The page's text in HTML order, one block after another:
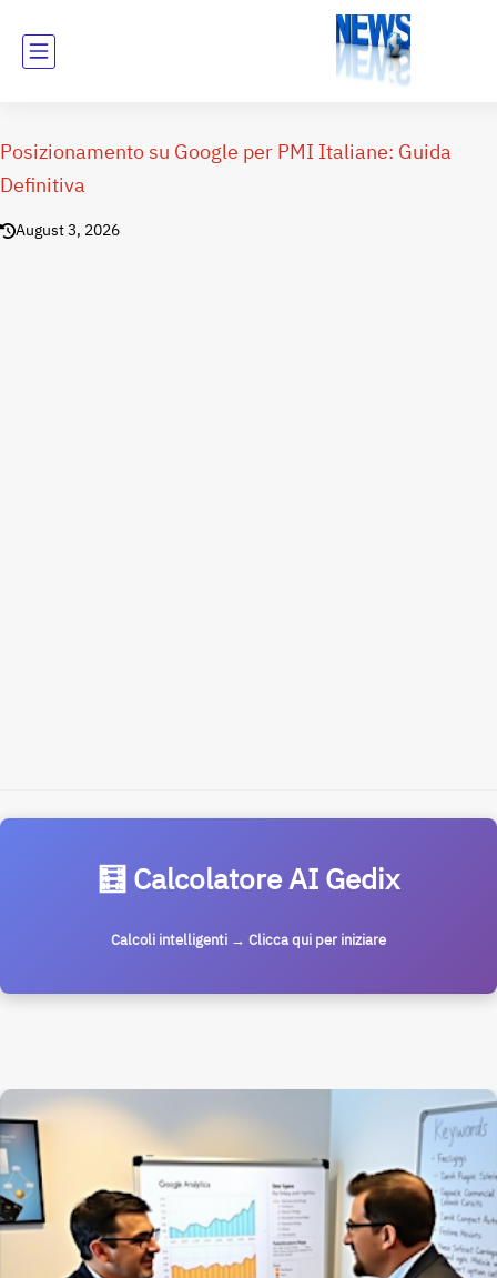
Posizionamento su Google per PMI Italiane: Guida
Definitiva
August 3, 2026
🧮 Calcolatore AI Gedix
Calcoli intelligenti → Clicca qui per iniziare